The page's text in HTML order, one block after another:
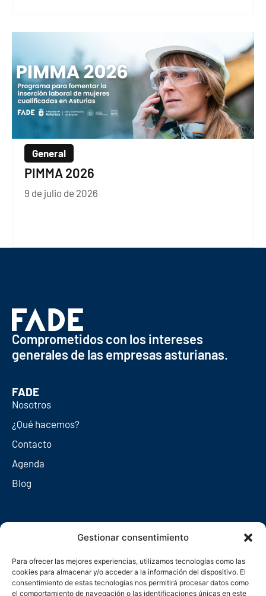
Gestionar consentimiento
Para ofrecer las mejores experiencias, utilizamos tecnologías como las
cookies para almacenar y/o acceder a la información del dispositivo. El
consentimiento de estas tecnologías nos permitirá procesar datos como
el comportamiento de navegación o las identificaciones únicas en este
General
PIMMA 2026
9 de julio de 2026
Comprometidos con los intereses
generales de las empresas asturianas.
FADE
Nosotros
¿Qué hacemos?
Contacto
Agenda
Blog
Redes sociales